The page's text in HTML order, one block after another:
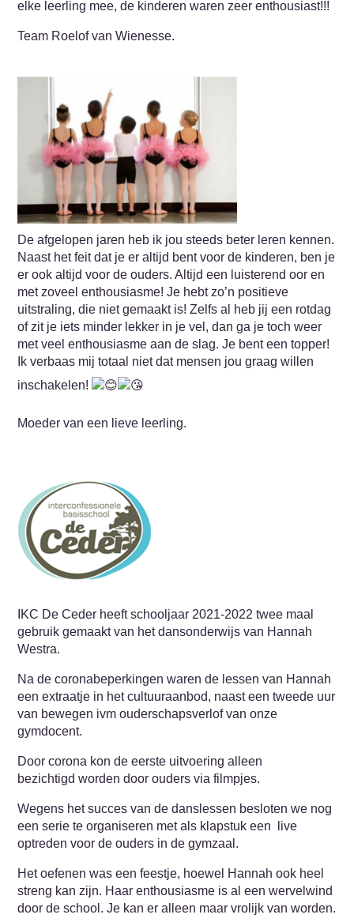
elke leerling mee, de kinderen waren zeer enthousiast!!!
Team Roelof van Wienesse.
De afgelopen jaren heb ik jou steeds beter leren kennen.
Naast het feit dat je er altijd bent voor de kinderen, ben je
er ook altijd voor de ouders. Altijd een luisterend oor en
met zoveel enthousiasme! Je hebt zo’n positieve
uitstraling, die niet gemaakt is! Zelfs al heb jij een rotdag
of zit je iets minder lekker in je vel, dan ga je toch weer
met veel enthousiasme aan de slag. Je bent een topper!
Ik verbaas mij totaal niet dat mensen jou graag willen
inschakelen!
Moeder van een lieve leerling.
IKC De Ceder heeft schooljaar 2021-2022 twee maal
gebruik gemaakt van het dansonderwijs van Hannah
Westra.
Na de coronabeperkingen waren de lessen van Hannah
een extraatje in het cultuuraanbod, naast een tweede uur
van bewegen ivm ouderschapsverlof van onze
gymdocent.
Door corona kon de eerste uitvoering alleen
bezichtigd worden door ouders via filmpjes.
Wegens het succes van de danslessen besloten we nog
een serie te organiseren met als klapstuk een live
optreden voor de ouders in de gymzaal.
Het oefenen was een feestje, hoewel Hannah ook heel
streng kan zijn. Haar enthousiasme is al een wervelwind
door de school. Je kan er alleen maar vrolijk van worden.